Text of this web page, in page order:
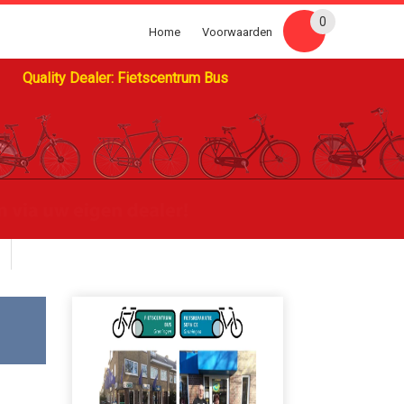
Quality Dealer: Fietscentrum Bus
Home Voorwaarden
0